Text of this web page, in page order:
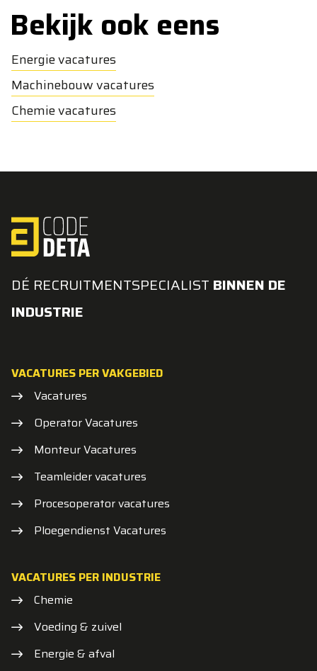
Bekijk ook eens
Energie vacatures
Machinebouw vacatures
Chemie vacatures
DÉ RECRUITMENTSPECIALIST BINNEN DE
INDUSTRIE
VACATURES PER VAKGEBIED
Vacatures
Operator Vacatures
Monteur Vacatures
Teamleider vacatures
Procesoperator vacatures
Ploegendienst Vacatures
VACATURES PER INDUSTRIE
Chemie
Voeding & zuivel
Energie & afval